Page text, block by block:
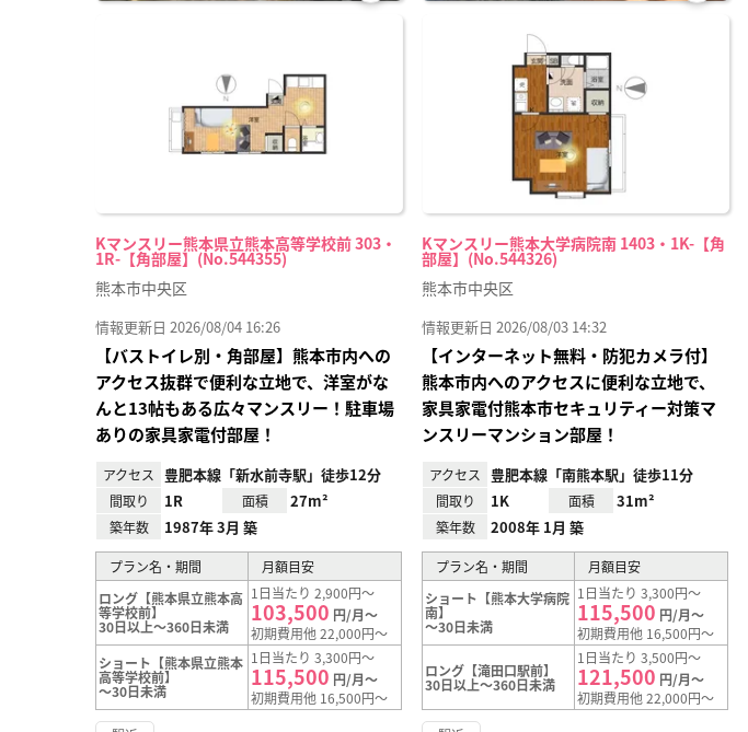
Kマンスリー熊本県立熊本高等学校前 303・
1R-【角部屋】(No.544355)
お気
熊本市中央区
情報更新日 2026/08/04 16:26
【バストイレ別・角部屋】熊本市内への
アクセス抜群で便利な立地で、洋室がな
んと13帖もある広々マンスリー！駐車場
ありの家具家電付部屋！
アクセス 豊肥本線「新水前寺駅」徒歩12分
間取り 1R 面積 27m²
築年数 1987年 3月 築
プラン名・期間
月額目安
ロング【熊本県立熊本高
等学校前】
30日以上～360日未満
1日当たり 2,900円～
103,500 円/月～
初期費用他 22,000円～
ショート【熊本県立熊本
高等学校前】
～30日未満
1日当たり 3,300円～
115,500 円/月～
初期費用他 16,500円～
Kマンスリー熊本大学病院南 1403・1K-【角
部屋】(No.544326)
お気
熊本市中央区
情報更新日 2026/08/03 14:32
【インターネット無料・防犯カメラ付】
熊本市内へのアクセスに便利な立地で、
家具家電付熊本市セキュリティー対策マ
ンスリーマンション部屋！
アクセス 豊肥本線「南熊本駅」徒歩11分
間取り 1K 面積 31m²
築年数 2008年 1月 築
プラン名・期間
月額目安
ショート【熊本大学病院
南】
～30日未満
1日当たり 3,300円～
115,500 円/月～
初期費用他 16,500円～
ロング【滝田口駅前】
30日以上～360日未満
1日当たり 3,500円～
121,500 円/月～
初期費用他 22,000円～